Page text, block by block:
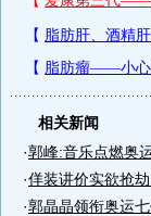
相关新闻
·郭峰:音乐点燃奥
·佯装讲价实欲抢
·郭晶晶领衔奥运